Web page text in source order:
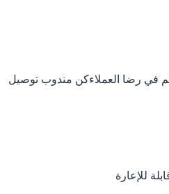
في رضا العملاءكن مندوب توصيل
للإعارة